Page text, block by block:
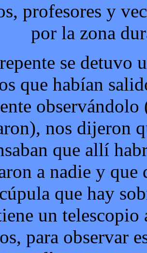
profesores y
por la zona
se detuvo
que habían
nos dijeron
que allí
a nadie y que
que hay
un telescopio
para observar